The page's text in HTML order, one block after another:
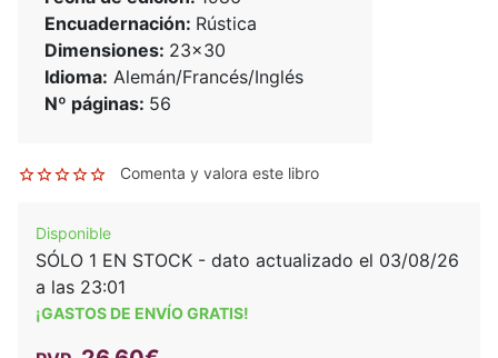
Encuadernación: Rústica
Dimensiones: 23x30
Idioma: Alemán/Francés/Inglés
Nº páginas: 56
Comenta y valora este libro
Disponible
SÓLO 1 EN STOCK - dato actualizado el 03/08/26
a las 23:01
¡GASTOS DE ENVÍO GRATIS!